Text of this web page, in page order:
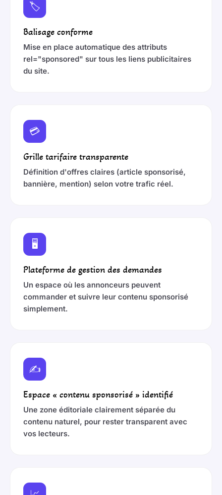
🏷️
Balisage conforme
Mise en place automatique des attributs
rel="sponsored" sur tous les liens publicitaires
du site.
💳
Grille tarifaire transparente
Définition d'offres claires (article sponsorisé,
bannière, mention) selon votre trafic réel.
🖥️
Plateforme de gestion des demandes
Un espace où les annonceurs peuvent
commander et suivre leur contenu sponsorisé
simplement.
✍️
Espace « contenu sponsorisé » identifié
Une zone éditoriale clairement séparée du
contenu naturel, pour rester transparent avec
vos lecteurs.